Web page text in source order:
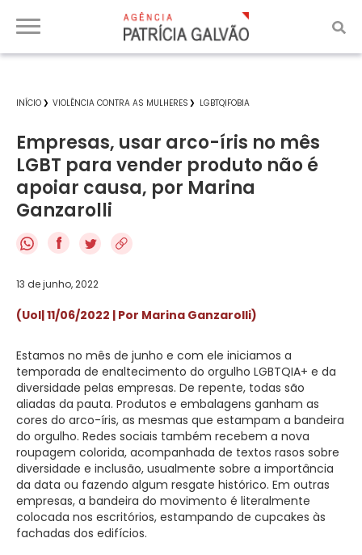
INÍCIO VIOLÊNCIA CONTRA AS MULHERES LGBTQIFOBIA
Empresas, usar arco-íris no mês
LGBT para vender produto não é
apoiar causa, por Marina
Ganzarolli
f
13 de junho, 2022
(Uol| 11/06/2022 | Por Marina Ganzarolli)
Estamos no mês de junho e com ele iniciamos a
temporada de enaltecimento do orgulho LGBTQIA+ e da
diversidade pelas empresas. De repente, todas são
aliadas da pauta. Produtos e embalagens ganham as
cores do arco-íris, as mesmas que estampam a bandeira
do orgulho. Redes sociais também recebem a nova
roupagem colorida, acompanhada de textos rasos sobre
diversidade e inclusão, usualmente sobre a importância
da data ou fazendo algum resgate histórico. Em outras
empresas, a bandeira do movimento é literalmente
colocada nos escritórios, estampando de cupcakes às
fachadas dos edifícios.